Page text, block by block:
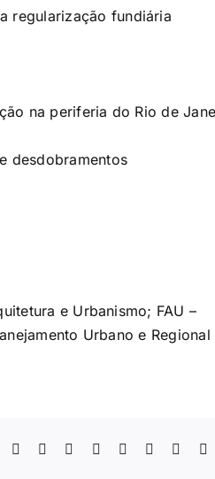
regularização fundiária
na periferia do Rio de
desdobramentos
e Urbanismo; FAU –
Urbano e Regional